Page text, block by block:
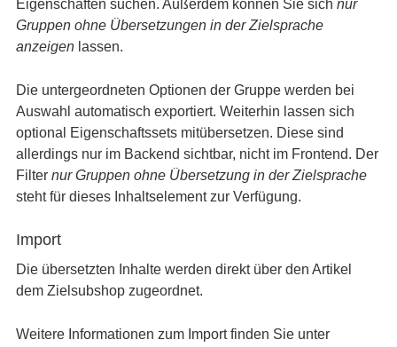
Eigenschaften suchen. Außerdem können Sie sich nur
Gruppen ohne Übersetzungen in der Zielsprache
anzeigenlassen.
Die untergeordneten Optionen der Gruppe werden bei
Auswahl automatisch exportiert. Weiterhin lassen sich
optional Eigenschaftssets mitübersetzen. Diese sind
allerdings nur im Backend sichtbar, nicht im Frontend. Der
Filter nur Gruppen ohne Übersetzung in der Zielsprache
steht für dieses Inhaltselement zur Verfügung.
Import
Die übersetzten Inhalte werden direkt über den Artikel
dem Zielsubshop zugeordnet.
Weitere Informationen zum Import finden Sie unter